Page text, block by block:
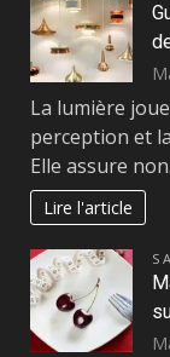
La lumière
perception et
Elle assure
Lire l'article